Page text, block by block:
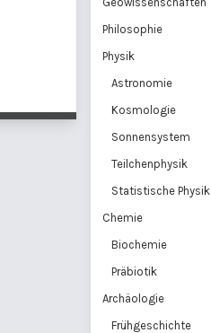
Philosophie
Physik
Astronomie
Kosmologie
Sonnensystem
Teilchenphysik
Statistische Physik
Chemie
Biochemie
Präbiotik
Archäologie
Frühgeschichte